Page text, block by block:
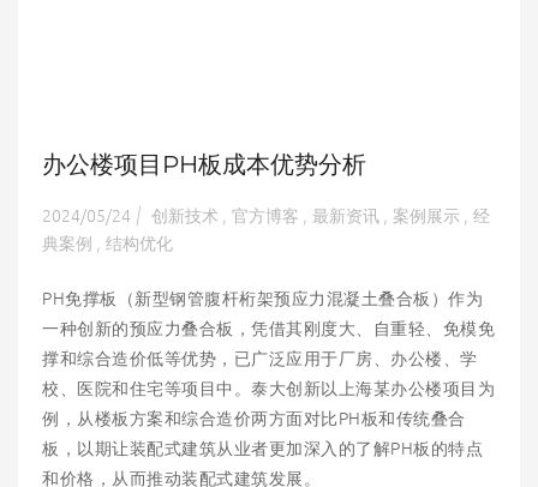
办公楼项目PH板成本优势分析
2024/05/24 | 创新技术 官方博客 最新资讯 案例展示 经
典案例 结构优化
PH免撑板（新型钢管腹杆桁架预应力混凝土叠合板）作为
一种创新的预应力叠合板，凭借其刚度大、自重轻、免模免
撑和综合造价低等优势，已广泛应用于厂房、办公楼、学
校、医院和住宅等项目中。泰大创新以上海某办公楼项目为
例，从楼板方案和综合造价两方面对比PH板和传统叠合
板，以期让装配式建筑从业者更加深入的了解PH板的特点
和价格，从而推动装配式建筑发展。